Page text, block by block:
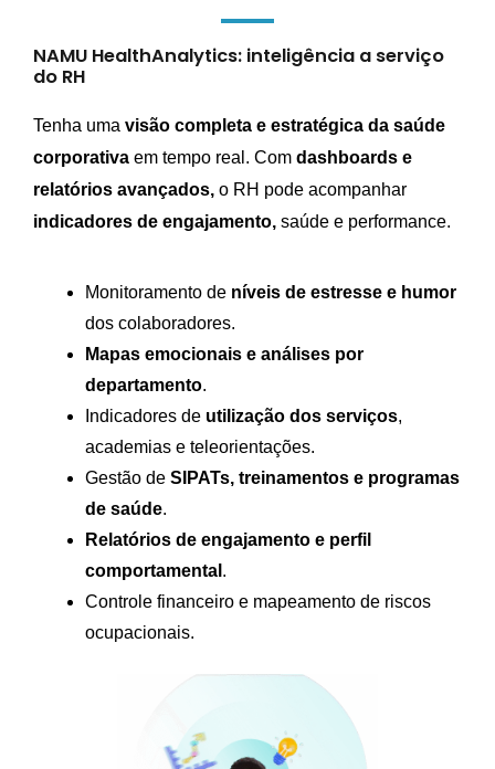
NAMU HealthAnalytics: inteligência a serviço
do RH
Tenha uma visão completa e estratégica da saúde
corporativa em tempo real. Com dashboards e
relatórios avançados, o RH pode acompanhar
indicadores de engajamento, saúde e performance.
Monitoramento de níveis de estresse e humor
dos colaboradores.
Mapas emocionais e análises por
departamento.
Indicadores de utilização dos serviços,
academias e teleorientações.
Gestão de SIPATs, treinamentos e programas
de saúde.
Relatórios de engajamento e perfil
comportamental .
Controle financeiro e mapeamento de riscos
ocupacionais.